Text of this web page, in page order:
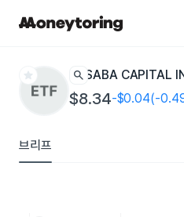
star search SABA CAPITAL
$8.34-$0.04(-
브리프